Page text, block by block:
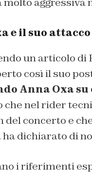
e il suo
un articolo di
così il suo
Anna Oxa
che nel rider
del concerto e
ha dichiarato di
i riferimenti